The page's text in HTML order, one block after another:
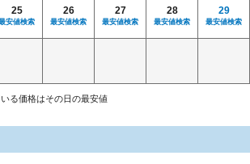
25
安値検索
26
最安値検索
27
最安値検索
28
最安値検索
29
最安値検索
る価格はその日の最安値